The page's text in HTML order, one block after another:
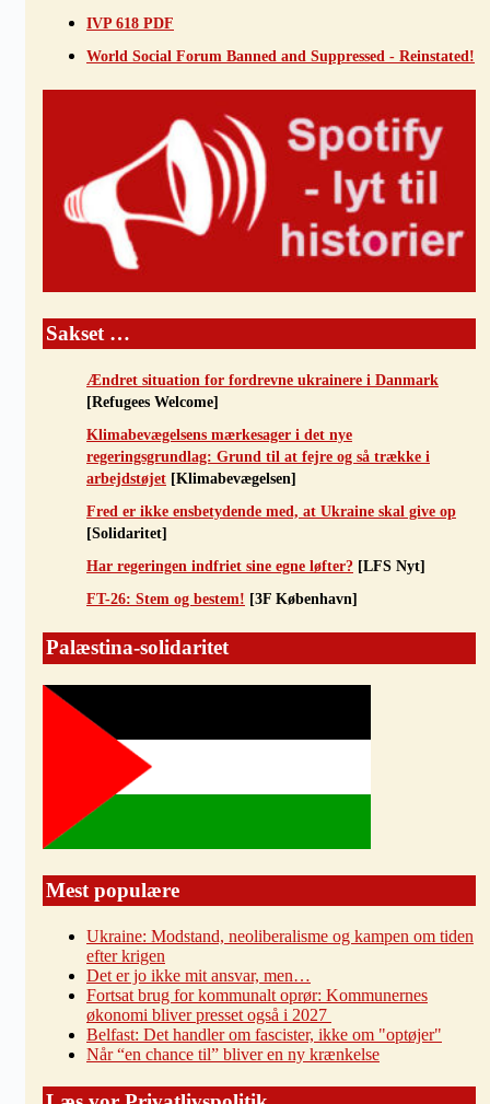
IVP 618 PDF
World Social Forum Banned and Suppressed - Reinstated!
Sakset …
Ændret situation for fordrevne ukrainere i Danmark
[Refugees Welcome]
Klimabevægelsens mærkesager i det nye
regeringsgrundlag: Grund til at fejre og så trække i
arbejdstøjet [Klimabevægelsen]
Fred er ikke ensbetydende med, at Ukraine skal give op
[Solidaritet]
Har regeringen indfriet sine egne løfter? [LFS Nyt]
FT-26: Stem og bestem! [3F København]
Palæstina-solidaritet
Mest populære
Ukraine: Modstand, neoliberalisme og kampen om tiden
efter krigen
Det er jo ikke mit ansvar, men…
Fortsat brug for kommunalt oprør: Kommunernes
økonomi bliver presset også i 2027
Belfast: Det handler om fascister, ikke om "optøjer"
Når “en chance til” bliver en ny krænkelse